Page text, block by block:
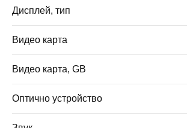
Дисплей, тип
Видео карта
Видео карта, GB
Оптично устройство